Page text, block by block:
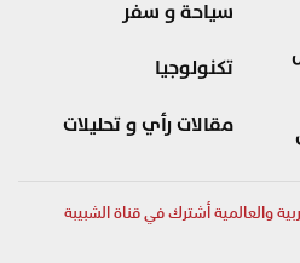
سياحة و سفر
تكنولوجيا
مقالات رأي و تحليلات
والعالمية أشترك في قناة الشبيبة